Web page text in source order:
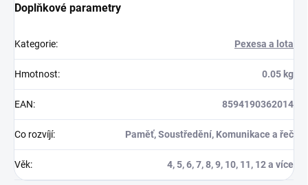
Doplňkové parametry
Kategorie: Pexesa a lota
Hmotnost: 0.05 kg
EAN: 8594190362014
Co rozvíjí: Paměť, Soustředění, Komunikace a řeč
Věk: 4, 5, 6, 7, 8, 9, 10, 11, 12 a více